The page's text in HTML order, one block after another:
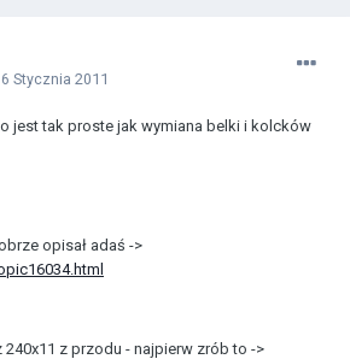
Stycznia 2011
jest tak proste jak wymiana belki i kolcków
opisał adaś ->
z przodu - najpierw zrób to ->